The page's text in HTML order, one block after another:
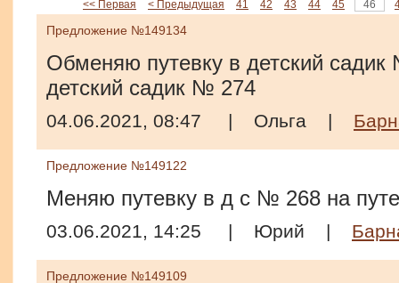
<< Первая < Предыдущая 41 42 43 44 45 46
Предложение №149134
Обменяю путевку в детский садик
детский садик № 274
04.06.2021, 08:47 | Ольга |
Предложение №149122
Меняю путевку в д с № 268 на
03.06.2021, 14:25 | Юрий |
Предложение №149109